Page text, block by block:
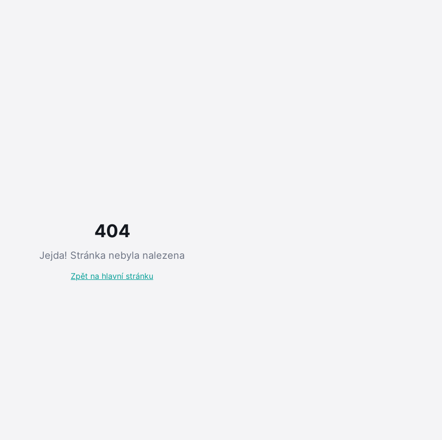
404
Jejda! Stránka nebyla nalezena
Zpět na hlavní stránku